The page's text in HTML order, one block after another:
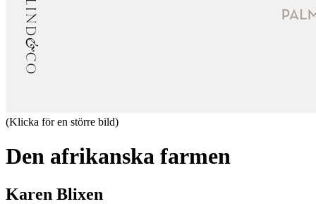
(Klicka för en större bild)
Den afrikanska farmen
Karen Blixen